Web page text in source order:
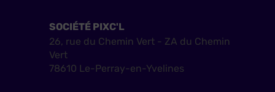
SOCIÉTÉ PIXC'L
26, rue du Chemin Vert - ZA du Chemin
Vert
78610 Le-Perray-en-Yvelines